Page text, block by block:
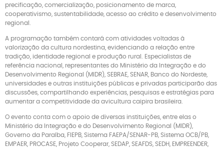
precificação, comercialização, posicionamento de marca,
cooperativismo, sustentabilidade, acesso ao crédito e desenvolvimento
regional.
A programação também contará com atividades voltadas à
valorização da cultura nordestina, evidenciando a relação entre
tradição, identidade regional e produção rural. Especialistas de
referência nacional, representantes do Ministério da Integração e do
Desenvolvimento Regional (MIDR), SEBRAE, SENAR, Banco do Nordeste,
universidades e outras instituições públicas e privadas participarão das
discussões, compartilhando experiências, pesquisas e estratégias para
aumentar a competitividade da avicultura caipira brasileira.
O evento conta com o apoio de diversas instituições, entre elas o
Ministério da Integração e do Desenvolvimento Regional (MIDR),
Governo da Paraíba, FIEPB, Sistema FAEPA/SENAR-PB, Sistema OCB/PB,
EMPAER, PROCASE, Projeto Cooperar, SEDAP, SEAFDS, SEDH, EMPREENDER,